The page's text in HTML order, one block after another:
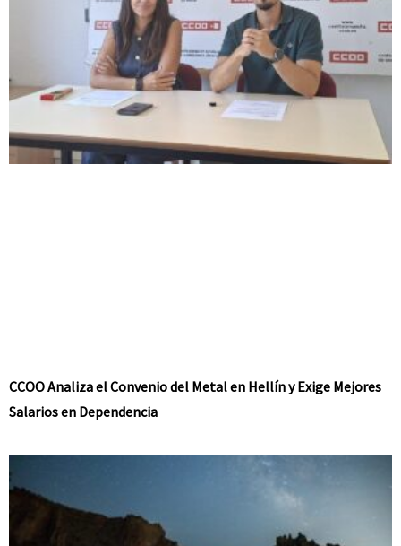
CCOO Analiza el Convenio del Metal en Hellín y Exige Mejores
Salarios en Dependencia